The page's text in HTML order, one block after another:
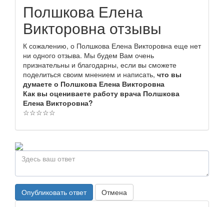
Полшкова Елена
Викторовна отзывы
К сожалению, о Полшкова Елена Викторовна еще нет
ни одного отзыва. Мы будем Вам очень
признательны и благодарны, если вы сможете
поделиться своим мнением и написать, что вы
думаете о Полшкова Елена Викторовна
Как вы оцениваете работу врача Полшкова
Елена Викторовна?
☆☆☆☆☆
Опубликовать ответ Отмена